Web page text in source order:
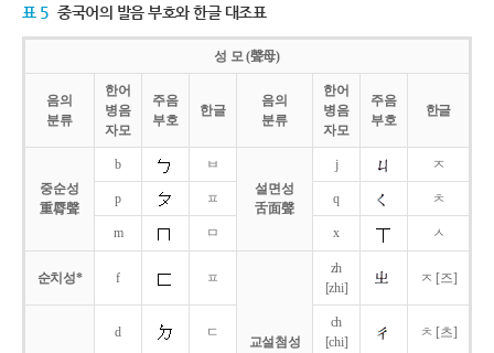
표 5 중국어의 발음 부호와 한글 대조표
성 모 (聲母)
음의
분류
한어
병음
자모
주음
부호
한글
음의
분류
한어
병음
자모
주음
부호
한글
중순성
重脣聲
b
ㅂ
설면성
舌面聲
j ㅈ
p ㅍ q ㅊ
m ㅁ x ㅅ
순치성* f ㅍ
교설첨성
zh
[zhi]
ㅈ [즈]
d ㄷ
ch
[chi]
ㅊ [츠]